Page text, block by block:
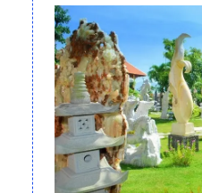
Cuối hành trình làHuế- nơi lưu
đại phong kiến cuối cùng của
chùa Thiên Mụ, các lăng tẩm